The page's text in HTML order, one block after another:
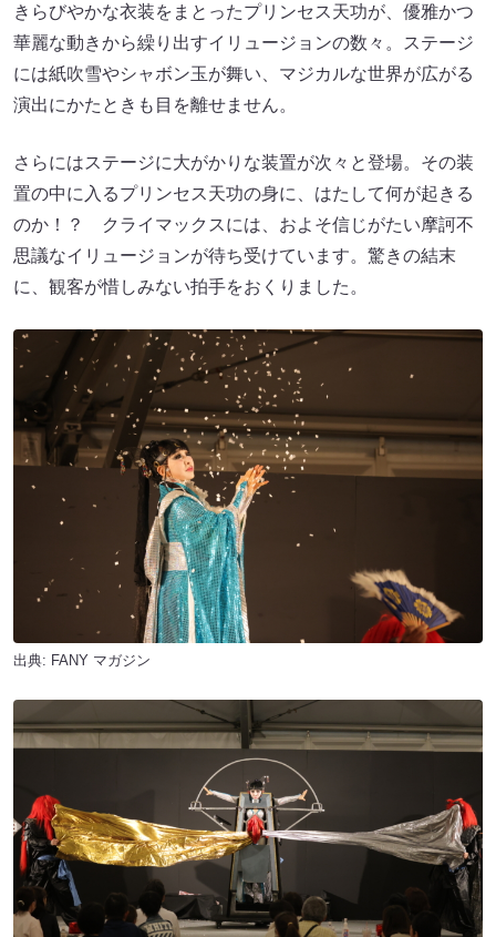
きらびやかな衣装をまとったプリンセス天功が、優雅かつ
華麗な動きから繰り出すイリュージョンの数々。ステージ
には紙吹雪やシャボン玉が舞い、マジカルな世界が広がる
演出にかたときも目を離せません。
さらにはステージに大がかりな装置が次々と登場。その装
置の中に入るプリンセス天功の身に、はたして何が起きる
のか！？ クライマックスには、およそ信じがたい摩訶不
思議なイリュージョンが待ち受けています。驚きの結末
に、観客が惜しみない拍手をおくりました。
出典: FANY マガジン